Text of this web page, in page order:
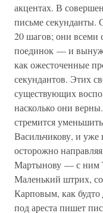
акцентах. В
письме секунданты.
20 шагов; они всеми
поединок — и
как ожесточенные
секундантов. Этих
существующих
насколько они
стремится
Васильчикову, и уже
осторожно
Мартынову — с ним
Маленький штрих,
Карповым, как
под ареста пишет